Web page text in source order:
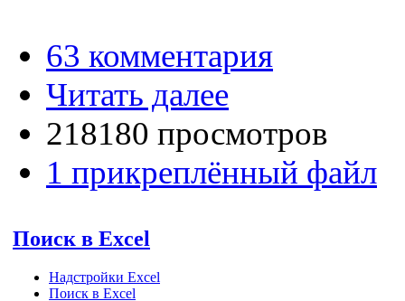
63 комментария
Читать далее
218180 просмотров
1 прикреплённый файл
Поиск в Excel
Надстройки Excel
Поиск в Excel